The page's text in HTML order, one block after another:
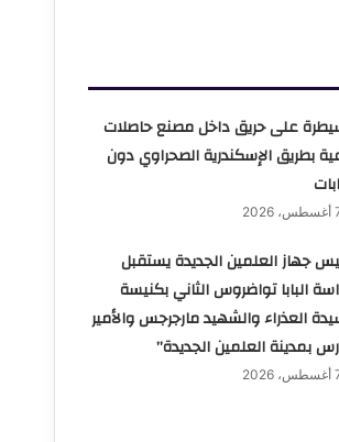
على حريق داخل مصنع حاصلات
بطريق الإسكندرية الصحراوي دون
2026
جهاز العلمين الجديدة يستقبل
البابا تواضروس الثاني بكنيسة
العذراء والشهيد مارجرجس والأمير
بمدينة العلمين الجديدة”
2026